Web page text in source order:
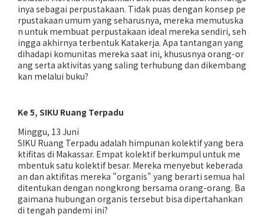
inya sebagai perpustakaan. Tidak puas dengan konsep pe
rpustakaan umum yang seharusnya, mereka memutuska
n untuk membuat perpustakaan ideal mereka sendiri, seh
ingga akhirnya terbentuk Katakerja. Apa tantangan yang
dihadapi komunitas mereka saat ini, khususnya orang-or
ang serta aktivitas yang saling terhubung dan dikembang
kan melalui buku?
Ke 5, SIKU Ruang Terpadu
Minggu, 13 Juni
SIKU Ruang Terpadu adalah himpunan kolektif yang bera
ktifitas di Makassar. Empat kolektif berkumpul untuk me
mbentuk satu kolektif besar. Mereka menyebut keberada
an dan aktifitas mereka "organis" yang berarti semua hal
ditentukan dengan nongkrong bersama orang-orang. Ba
gaimana hubungan organis tersebut bisa dipertahankan
di tengah pandemi ini?